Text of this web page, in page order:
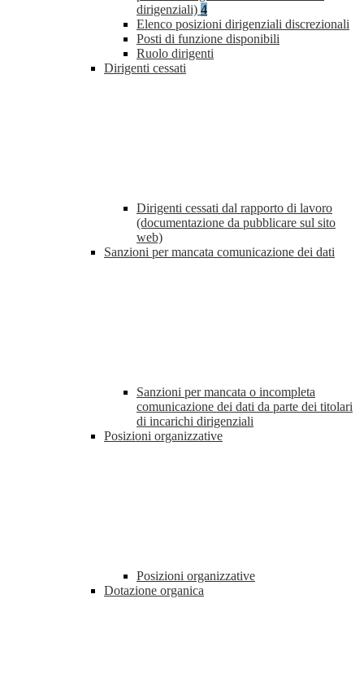
dirigenziali) 4
Elenco posizioni dirigenziali discrezionali
Posti di funzione disponibili
Ruolo dirigenti
Dirigenti cessati
Dirigenti cessati dal rapporto di lavoro
(documentazione da pubblicare sul sito
web)
Sanzioni per mancata comunicazione dei dati
Sanzioni per mancata o incompleta
comunicazione dei dati da parte dei titolari
di incarichi dirigenziali
Posizioni organizzative
Posizioni organizzative
Dotazione organica